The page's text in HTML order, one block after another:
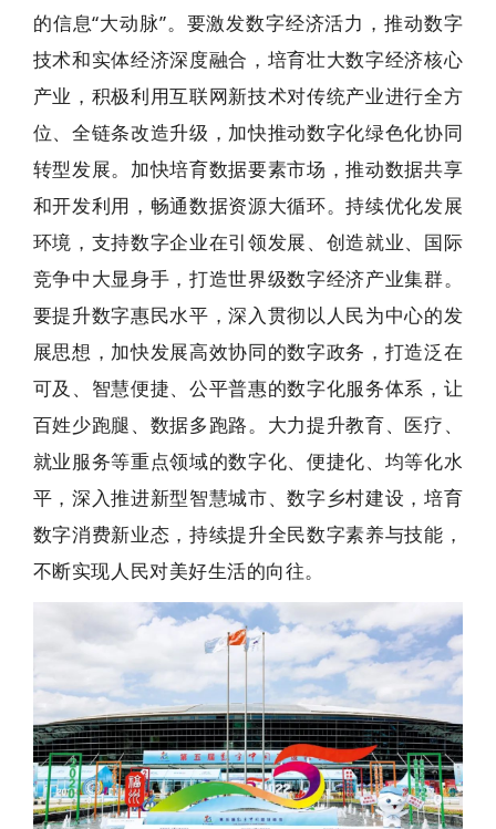
的信息“大动脉”。要激发数字经济活力，推动数字
技术和实体经济深度融合，培育壮大数字经济核心
产业，积极利用互联网新技术对传统产业进行全方
位、全链条改造升级，加快推动数字化绿色化协同
转型发展。加快培育数据要素市场，推动数据共享
和开发利用，畅通数据资源大循环。持续优化发展
环境，支持数字企业在引领发展、创造就业、国际
竞争中大显身手，打造世界级数字经济产业集群。
要提升数字惠民水平，深入贯彻以人民为中心的发
展思想，加快发展高效协同的数字政务，打造泛在
可及、智慧便捷、公平普惠的数字化服务体系，让
百姓少跑腿、数据多跑路。大力提升教育、医疗、
就业服务等重点领域的数字化、便捷化、均等化水
平，深入推进新型智慧城市、数字乡村建设，培育
数字消费新业态，持续提升全民数字素养与技能，
不断实现人民对美好生活的向往。